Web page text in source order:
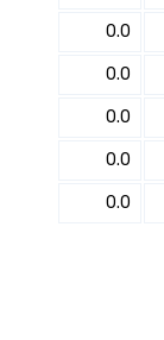
0.0
0.0
0.0
0.0
0.0